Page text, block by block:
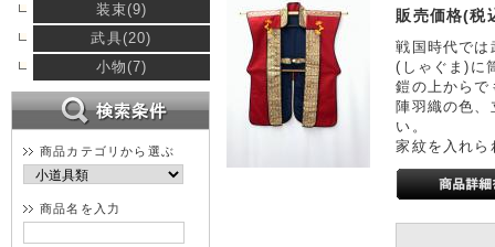
装束(9)
武具(20)
小物(7)
商品カテゴリから選ぶ
商品名を入力
販売価格(税
戦国時代では
(しゃぐま)に
鎧の上からで
陣羽織の色
い。
家紋を入れ